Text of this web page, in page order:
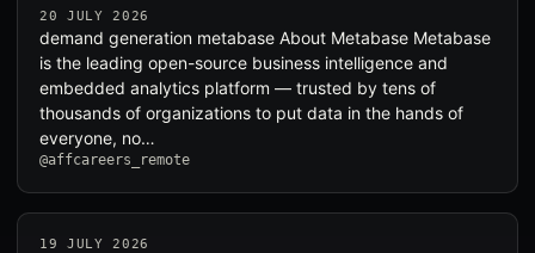
20 JULY 2026
demand generation metabase About Metabase Metabase
is the leading open-source business intelligence and
embedded analytics platform — trusted by tens of
thousands of organizations to put data in the hands of
everyone, no…
@affcareers_remote
19 JULY 2026